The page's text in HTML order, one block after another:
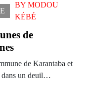
BY MODOU
KÉBÉ
de
de Karantaba et
dans un deuil…